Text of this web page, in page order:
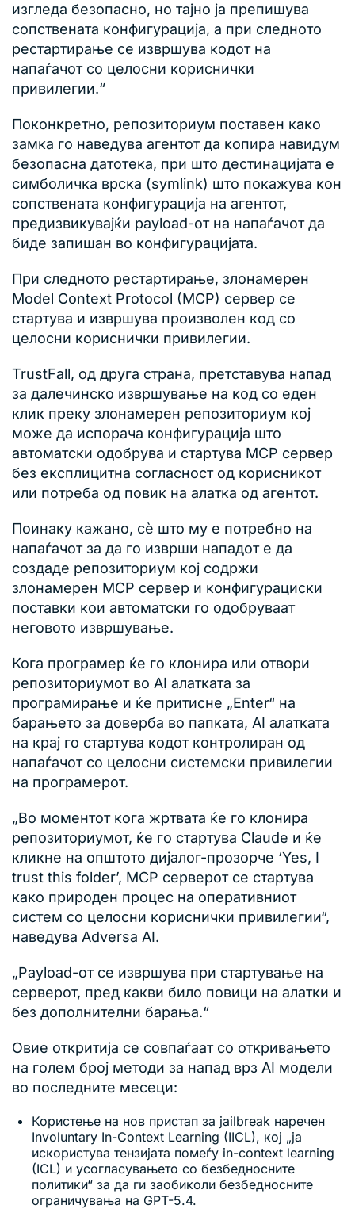
изгледа безопасно, но тајно ја препишува
сопствената конфигурација, а при следното
рестартирање се извршува кодот на
напаѓачот со целосни кориснички
привилегии.“
Поконкретно, репозиториум поставен како
замка го наведува агентот да копира навидум
безопасна датотека, при што дестинацијата е
симболичка врска (symlink) што покажува кон
сопствената конфигурација на агентот,
предизвикувајќи payload-от на напаѓачот да
биде запишан во конфигурацијата.
При следното рестартирање, злонамерен
Model Context Protocol (MCP) сервер се
стартува и извршува произволен код со
целосни кориснички привилегии.
TrustFall, од друга страна, претставува напад
за далечинско извршување на код со еден
клик преку злонамерен репозиториум кој
може да испорача конфигурација што
автоматски одобрува и стартува MCP сервер
без експлицитна согласност од корисникот
или потреба од повик на алатка од агентот.
Поинаку кажано, сè што му е потребно на
напаѓачот за да го изврши нападот е да
создаде репозиториум кој содржи
злонамерен MCP сервер и конфигурациски
поставки кои автоматски го одобруваат
неговото извршување.
Кога програмер ќе го клонира или отвори
репозиториумот во AI алатката за
програмирање и ќе притисне „Enter“ на
барањето за доверба во папката, AI алатката
на крај го стартува кодот контролиран од
напаѓачот со целосни системски привилегии
на програмерот.
„Во моментот кога жртвата ќе го клонира
репозиториумот, ќе го стартува Claude и ќе
кликне на општото дијалог-прозорче ‘Yes, I
trust this folder’, MCP серверот се стартува
како природен процес на оперативниот
систем со целосни кориснички привилегии“,
наведува Adversa AI.
„Payload-от се извршува при стартување на
серверот, пред какви било повици на алатки и
без дополнителни барања.“
Овие откритија се совпаѓаат со откривањето
на голем број методи за напад врз AI модели
во последните месеци:
Користење на нов пристап за jailbreak наречен
Involuntary In-Context Learning (IICL), кој „ја
искористува тензијата помеѓу in-context learning
(ICL) и усогласувањето со безбедносните
политики“ за да ги заобиколи безбедносните
ограничувања на GPT-5.4.